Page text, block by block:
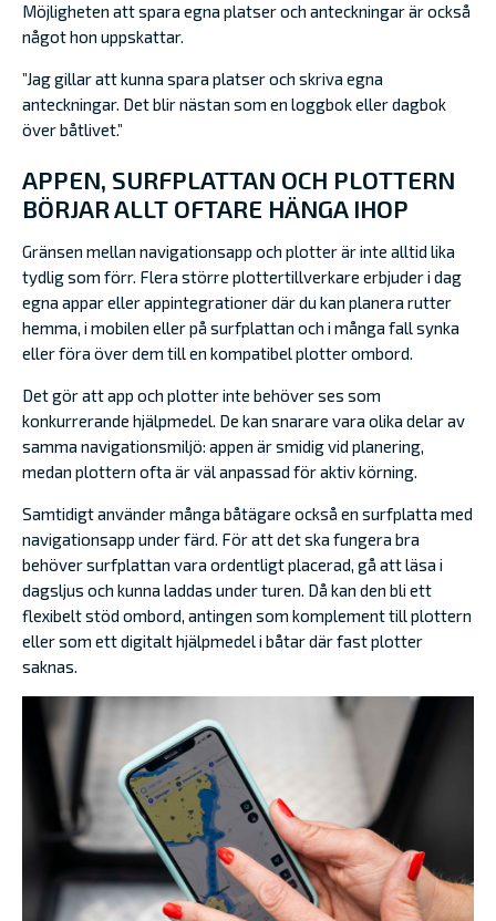
Möjligheten att spara egna platser och anteckningar är också
något hon uppskattar.
”Jag gillar att kunna spara platser och skriva egna
anteckningar. Det blir nästan som en loggbok eller dagbok
över båtlivet.”
APPEN, SURFPLATTAN OCH PLOTTERN
BÖRJAR ALLT OFTARE HÄNGA IHOP
Gränsen mellan navigationsapp och plotter är inte alltid lika
tydlig som förr. Flera större plottertillverkare erbjuder i dag
egna appar eller appintegrationer där du kan planera rutter
hemma, i mobilen eller på surfplattan och i många fall synka
eller föra över dem till en kompatibel plotter ombord.
Det gör att app och plotter inte behöver ses som
konkurrerande hjälpmedel. De kan snarare vara olika delar av
samma navigationsmiljö: appen är smidig vid planering,
medan plottern ofta är väl anpassad för aktiv körning.
Samtidigt använder många båtägare också en surfplatta med
navigationsapp under färd. För att det ska fungera bra
behöver surfplattan vara ordentligt placerad, gå att läsa i
dagsljus och kunna laddas under turen. Då kan den bli ett
flexibelt stöd ombord, antingen som komplement till plottern
eller som ett digitalt hjälpmedel i båtar där fast plotter
saknas.